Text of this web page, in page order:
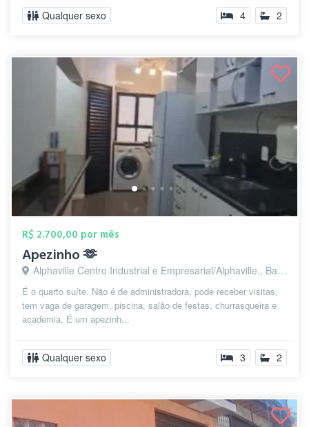
Qualquer sexo 4 2
R$ 2.700,00 por mês
Apezinho 🫶
Alphaville Centro Industrial e Empresarial/Alphaville., Barueri - SP
É o quarto suíte. Não é de administradora, pode receber visitas,
tem vaga de garagem, piscina, salão de festas, churrasqueira e
academia. É um apezinh...
Qualquer sexo 3 2